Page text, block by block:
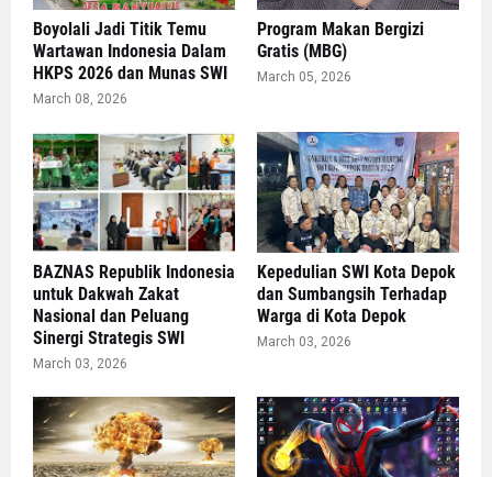
Boyolali Jadi Titik Temu
Wartawan Indonesia Dalam
HKPS 2026 dan Munas SWI
March 08, 2026
Program Makan Bergizi
Gratis (MBG)
March 05, 2026
BAZNAS Republik Indonesia
untuk Dakwah Zakat
Nasional dan Peluang
Sinergi Strategis SWI
March 03, 2026
Kepedulian SWI Kota Depok
dan Sumbangsih Terhadap
Warga di Kota Depok
March 03, 2026